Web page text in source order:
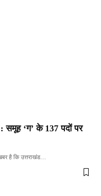
समूह ‘ग’ के 137 पदों पर
है कि उत्तराखंड…